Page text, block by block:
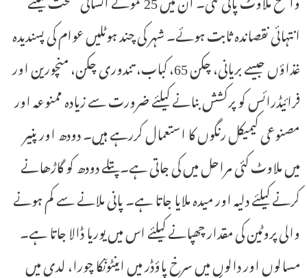
انتہائی نقصاندہ ثابت ہوئے۔ شہر کی چند ہوٹلیں عوام کی پسندیدہ
غذاؤں جیسے بریانی، چکن 65، کباب، تندوری چکن، منچورین اور
فرائیڈرائس کو پرکشش بنانے کیلئے ضرورت سے زیادہ ممنوعہ اور
مصنوعی کیمیکل رنگوں کا استعمال کررہے ہیں۔ دودھ اور پنیر
میں ملاوٹ کئی مراحل میں کی جاتی ہے۔ پتلے دودھ کو گاڑھانے
کرنے کیلئے دلیہ اور میدہ ملایا جاتا ہے۔ پانی ملانے سے کم ہونے
والی پروٹین کی مقدار چھپانے کیلئے اس میں یوریا ڈالا جاتا ہے۔
مسالوں اور دالوں میں سرخ پاؤڈر میں اینٹوںکا چورا، لدی میں